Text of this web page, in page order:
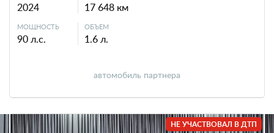
2024 17 648 км
МОЩНОСТЬ
90 л.с.
ОБЪЕМ
1.6 л.
автомобиль партнера
НЕ УЧАСТВОВАЛ В ДТП